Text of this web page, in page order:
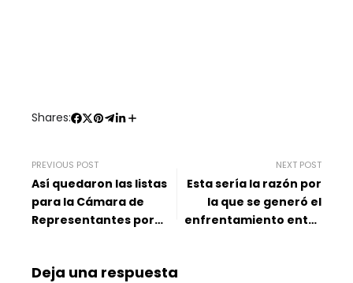
Shares:
PREVIOUS POST
Así quedaron las listas
para la Cámara de
Representantes por
NEXT POST
Esta sería la razón por
la que se generó el
enfrentamiento entre
Deja una respuesta